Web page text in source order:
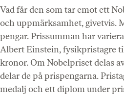
Vad får den som tar emot ett
och uppmärksamhet, givetvis.
pengar. Prissumman har
Albert Einstein, fysikpristagre
kronor. Om Nobelpriset delas
delar de på prispengarna.
medalj och ett diplom under